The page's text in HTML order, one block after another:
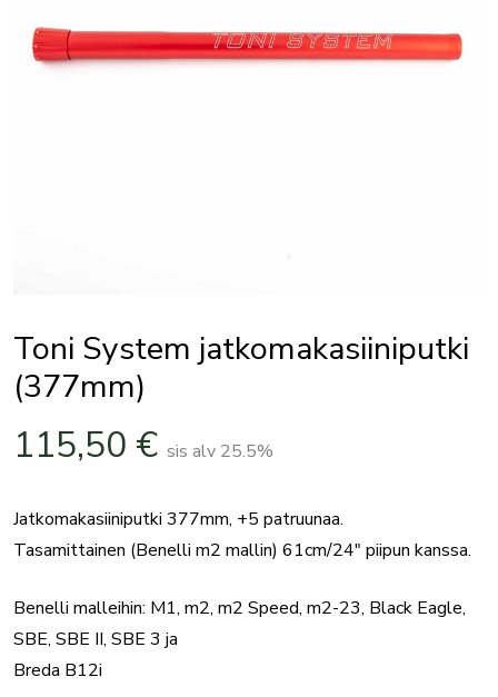
Toni System jatkomakasiiniputki
(377mm)
115,50 € sis alv 25.5%
Jatkomakasiiniputki 377mm, +5 patruunaa.
Tasamittainen (Benelli m2 mallin) 61cm/24″ piipun kanssa.
Benelli malleihin: M1, m2, m2 Speed, m2-23, Black Eagle,
SBE, SBE II, SBE 3 ja
Breda B12i